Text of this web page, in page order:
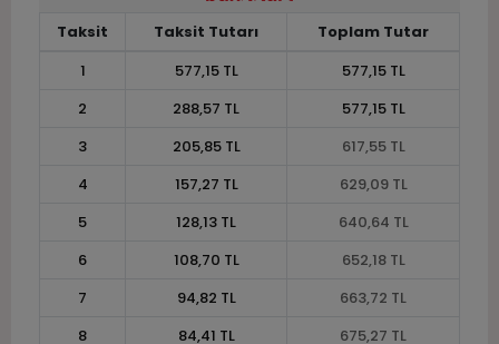
Taksit Taksit Tutarı
Toplam Tutar
1
577,15 TL
577,15 TL
2
288,57 TL
577,15 TL
3
205,85 TL
617,55 TL
4
157,27 TL
629,09 TL
5
128,13 TL
640,64 TL
6
108,70 TL
652,18 TL
7
94,82 TL
663,72 TL
8
84,41 TL
675,27 TL